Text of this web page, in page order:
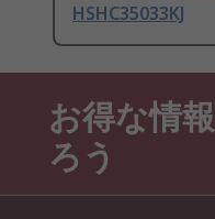
HSHC35033KJ
お得な情
ろう